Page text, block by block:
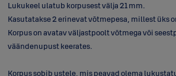
Lukukeel ulatub korpusest välja 21 mm.
Kasutatakse 2 erinevat võtmepesa, millest üks
Korpus on avatav väljastpoolt võtmega või
väändenupust keerates.
Korpus sobib ustele, mis peavad olema